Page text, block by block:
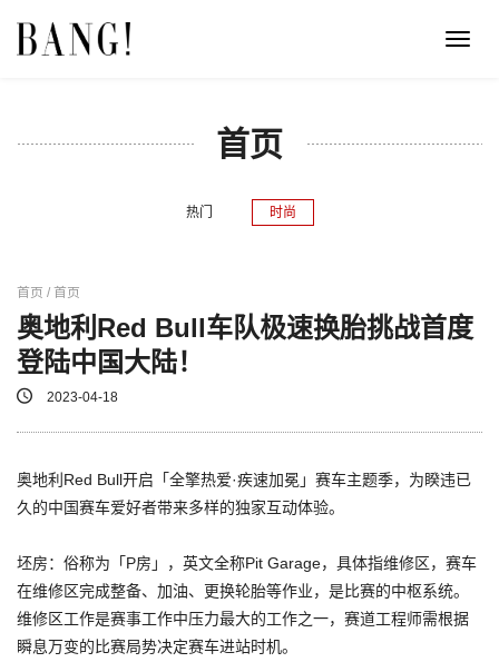
首页
热门 时尚
首页 / 首页
奥地利Red Bull车队极速换胎挑战首度
登陆中国大陆！
2023-04-18
奥地利Red Bull开启「全擎热爱·疾速加冕」赛车主题季，为睽违已
久的中国赛车爱好者带来多样的独家互动体验。
坯房：俗称为「P房」，英文全称Pit Garage，具体指维修区，赛车
在维修区完成整备、加油、更换轮胎等作业，是比赛的中枢系统。
维修区工作是赛事工作中压力最大的工作之一，赛道工程师需根据
瞬息万变的比赛局势决定赛车进站时机。